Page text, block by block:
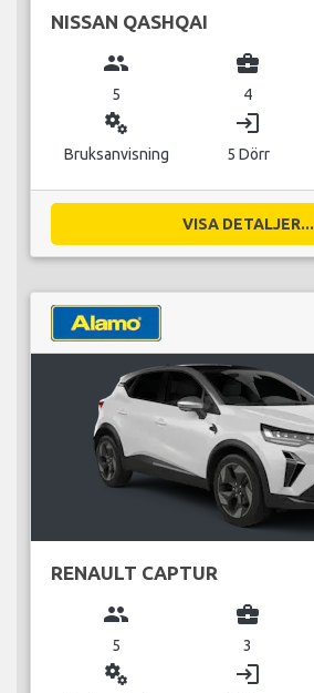
NISSAN QASHQAI
group
5
business_center
4
miscellaneous_services
Bruksanvisning
login
5 Dörr
VISA DETALJER...
RENAULT CAPTUR
group
5
business_center
3
miscellaneous_services login